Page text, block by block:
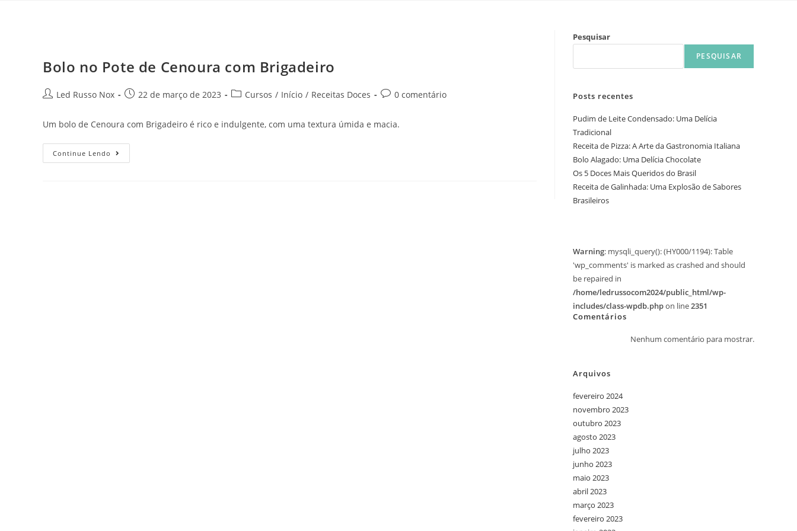
Bolo no Pote de Cenoura com Brigadeiro
Led Russo Nox 22 de março de 2023 Cursos / Início / Receitas Doces 0 comentário
Um bolo de Cenoura com Brigadeiro é rico e indulgente, com uma textura úmida e macia.
Continue Lendo
Pesquisar
PESQUISAR
Posts recentes
Pudim de Leite Condensado: Uma Delícia
Tradicional
Receita de Pizza: A Arte da Gastronomia Italiana
Bolo Alagado: Uma Delícia Chocolate
Os 5 Doces Mais Queridos do Brasil
Receita de Galinhada: Uma Explosão de Sabores
Brasileiros
Warning: mysqli_query(): (HY000/1194): Table
'wp_comments' is marked as crashed and should
be repaired in
/home/ledrussocom2024/public_html/wp-
includes/class-wpdb.phpon line2351
Comentários
Nenhum comentário para mostrar.
Arquivos
fevereiro 2024
novembro 2023
outubro 2023
agosto 2023
julho 2023
junho 2023
maio 2023
abril 2023
março 2023
fevereiro 2023